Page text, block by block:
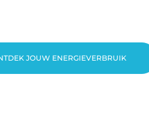
JOUW ENERGIEVERBRUIK